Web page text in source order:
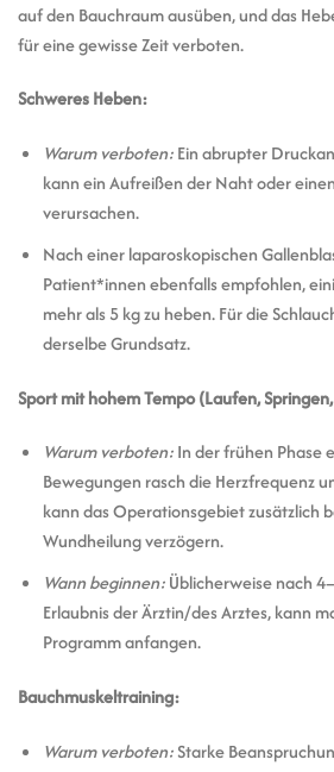
auf den Bauchraum ausüben, und das
für eine gewisse Zeit verboten.
Schweres Heben:
Warum verboten:Ein abrupter
kann ein Aufreißen der Naht oder
verursachen.
Nach einer laparoskopischen
Patient*innen ebenfalls empfohlen,
mehr als 5 kg zu heben. Für die
derselbe Grundsatz.
Sport mit hohem Tempo (Laufen,
Warum verboten:In der frühen Phase
Bewegungen rasch die Herzfrequenz
kann das Operationsgebiet zusätzlich
Wundheilung verzögern.
Wann beginnen:Üblicherweise nach
Erlaubnis der Ärztin/des Arztes, kann
Programm anfangen.
Bauchmuskeltraining:
Warum verboten:Starke